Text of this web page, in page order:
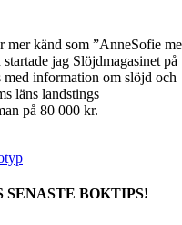
känd som ”AnneSofie
jag Slöjdmagasinet på
med information om slöjd och
läns landstings
på 80 000 kr.
BOKTIPS!